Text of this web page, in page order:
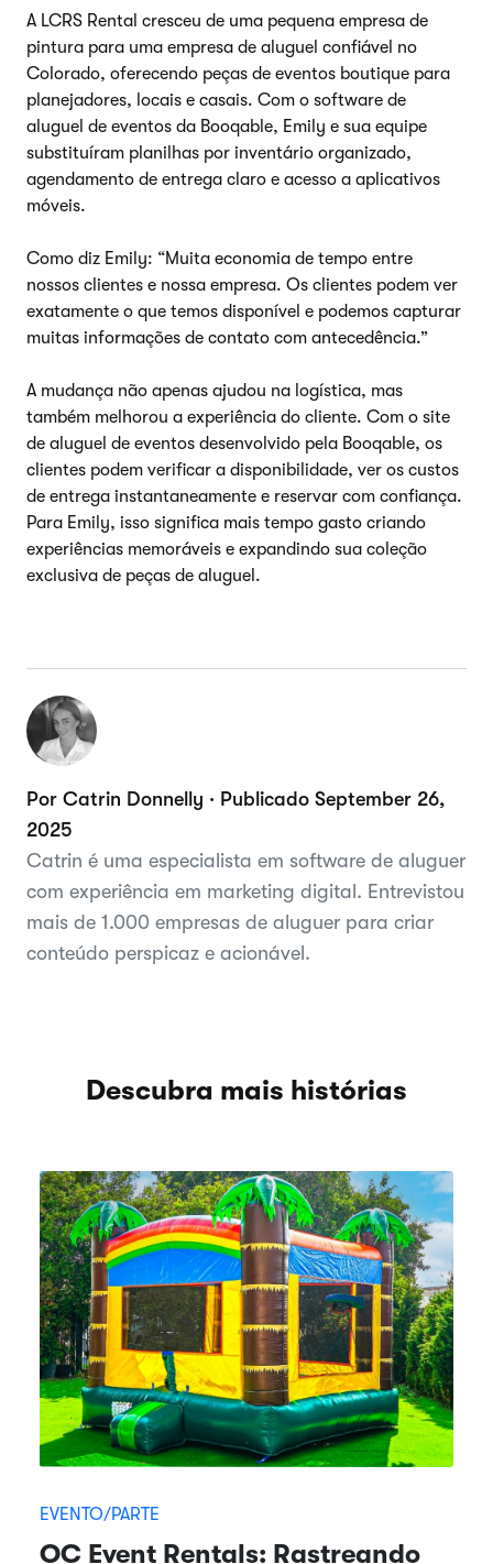
A LCRS Rental cresceu de uma pequena empresa de
pintura para uma empresa de aluguel confiável no
Colorado, oferecendo peças de eventos boutique para
planejadores, locais e casais. Com o software de
aluguel de eventos da Booqable, Emily e sua equipe
substituíram planilhas por inventário organizado,
agendamento de entrega claro e acesso a aplicativos
móveis.
Como diz Emily: “Muita economia de tempo entre
nossos clientes e nossa empresa. Os clientes podem ver
exatamente o que temos disponível e podemos capturar
muitas informações de contato com antecedência.”
A mudança não apenas ajudou na logística, mas
também melhorou a experiência do cliente. Com o site
de aluguel de eventos desenvolvido pela Booqable, os
clientes podem verificar a disponibilidade, ver os custos
de entrega instantaneamente e reservar com confiança.
Para Emily, isso significa mais tempo gasto criando
experiências memoráveis e expandindo sua coleção
exclusiva de peças de aluguel.
Por Catrin Donnelly · Publicado September 26,
2025
Catrin é uma especialista em software de aluguer
com experiência em marketing digital. Entrevistou
mais de 1.000 empresas de aluguer para criar
conteúdo perspicaz e acionável.
Descubra mais histórias
EVENTO/PARTE
OC Event Rentals: Rastreando